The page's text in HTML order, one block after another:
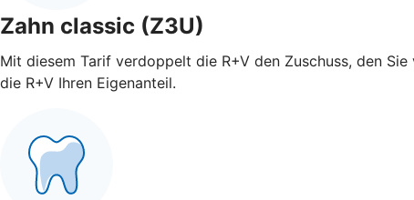
Zahn classic (Z3U)
Mit diesem Tarif verdoppelt die R+V den Zuschuss, den
die R+V Ihren Eigenanteil.